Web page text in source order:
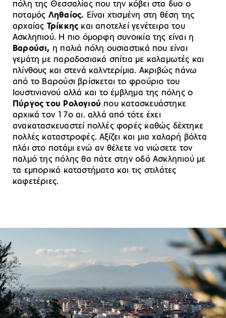
πόλη της Θεσσαλίας που την κόβει στα δυο ο
ποταμός Ληθαίος. Είναι χτισμένη στη θέση της
αρχαίας Τρίκκης και αποτελεί γενέτειρα του
Ασκληπιού. Η πιο όμορφη συνοικία της είναι η
Βαρούσι, η παλιά πόλη ουσιαστικά που είναι
γεμάτη με παραδοσιακά σπίτια με καλαμωτές και
πλίνθους και στενά καλντερίμια. Ακριβώς πάνω
από το Βαρούσι βρίσκεται το φρούριο του
Ιουστινιανού αλλά και το έμβλημα της πόλης ο
Πύργος του Ρολογιού που κατασκευάστηκε
αρχικά τον 17ο αι. αλλά από τότε έχει
ανακατασκευαστεί πολλές φορές καθώς δέχτηκε
πολλές καταστροφές. Αξίζει και μια χαλαρή βόλτα
πλάι στο ποτάμι ενώ αν θέλετε να νιώσετε τον
παλμό της πόλης θα πάτε στην οδό Ασκληπιού με
τα εμπορικά καταστήματα και τις στιλάτες
καφετέριες.